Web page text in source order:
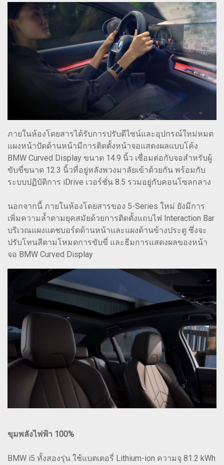
ภายในห้องโดยสารได้รับการปรับดีไซน์และอุปกรณ์ใหม่หมด
แผงหน้าปัดด้านหน้ามีการติดตั้งหน้าจอแสดงผลแบบโค้ง
BMW Curved Display ขนาด 14.9 นิ้ว เชื่อมต่อกับจอสำหรับผู้
ขับขี่ขนาด 12.3 นิ้วที่อยู่หลังพวงมาลัยเข้าด้วยกัน พร้อมกับ
ระบบปฏิบัติการ iDrive เวอร์ชั่น 8.5 รวมอยู่กับคอนโซลกลาง
นอกจากนี้ ภายในห้องโดยสารของ 5-Series ใหม่ ยังมีการ
เพิ่มความล้ำตามยุคสมัยด้วยการติดตั้งแถบไฟ Interaction Bar
บริเวณแผงแดชบอร์ดด้านหน้าและแผงด้านข้างประตู ซึ่งจะ
ปรับโทนสีตามโหมดการขับขี่ และธีมการแสดงผลของหน้า
จอ BMW Curved Display
ขุมพลังไฟฟ้า 100%
BMW i5 ทั้งสองรุ่น ใช้แบตเตอรี่ Lithium-ion ความจุ 81.2 kWh